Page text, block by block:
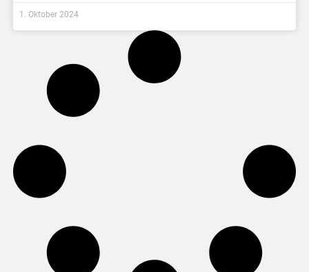
1. Oktober 2024